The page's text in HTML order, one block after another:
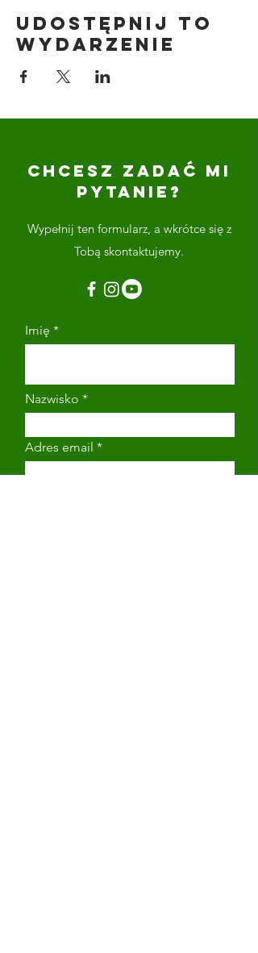
Udostępnij to
wydarzenie
CHCESZ ZADAĆ MI
PYTANIE?
Wypełnij ten formularz, a wkrótce się z
Tobą skontaktujemy.
Imię
Nazwisko
Adres email